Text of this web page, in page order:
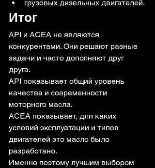
грузовых дизельных двигателей.
Итог
API и ACEA не являются
конкурентами. Они решают разные
задачи и часто дополняют друг
друга.
API показывает общий уровень
качества и современности
моторного масла.
ACEA показывает, для каких
условий эксплуатации и типов
двигателей это масло было
разработано.
Именно поэтому лучшим выбором